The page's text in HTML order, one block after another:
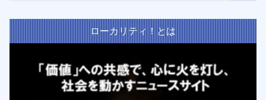
ローカリティ！とは